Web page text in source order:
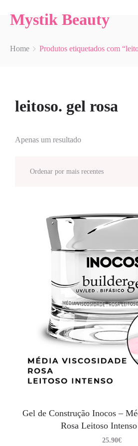
Mystik Beauty
Home Produtos etiquetados com
leitoso. gel rosa
Apenas um resultado
Gel de Construção Inocos –
Rosa Leitoso
25.90€